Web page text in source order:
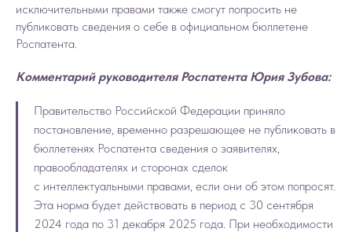
исключительными правами также смогут попросить не
публиковать сведения о себе в официальном бюллетене
Роспатента.
Комментарий руководителя Роспатента Юрия Зубова:
Правительство Российской Федерации приняло
постановление, временно разрешающее не публиковать в
бюллетенях Роспатента сведения о заявителях,
правообладателях и сторонах сделок
с интеллектуальными правами, если они об этом попросят.
Эта норма будет действовать в период с 30 сентября
2024 года по 31 декабря 2025 года. При необходимости